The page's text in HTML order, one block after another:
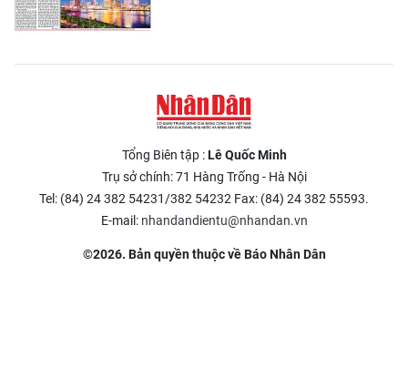
Tổng Biên tập :Lê Quốc Minh
Trụ sở chính: 71 Hàng Trống - Hà Nội
Tel: (84) 24 382 54231/382 54232 Fax: (84) 24 382 55593.
E-mail: nhandandientu@nhandan.vn
©2026. Bản quyền thuộc về Báo Nhân Dân